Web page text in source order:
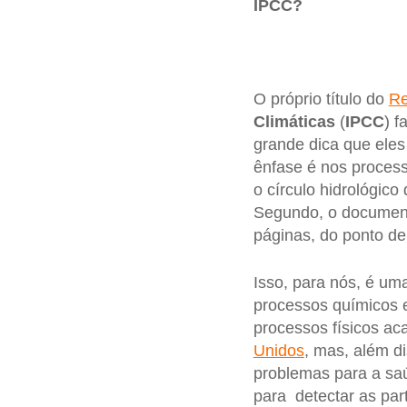
IPCC?
O próprio título do
Climáticas(IPCC)
grande dica que
ênfase é nos
o círculo hidrológico
Segundo, o
páginas, do ponto
Isso, para nós, é
processos químicos
processos físicos
Unidos, mas, além
problemas para a
para detectar as